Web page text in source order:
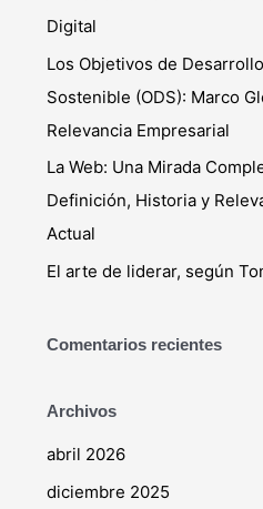
r
:
Digital
Los Objetivos de Desarrollo
Sostenible (ODS): Marco
Relevancia Empresarial
La Web: Una Mirada
Definición, Historia y
Actual
El arte de liderar, según
Comentarios recientes
Archivos
abril 2026
diciembre 2025